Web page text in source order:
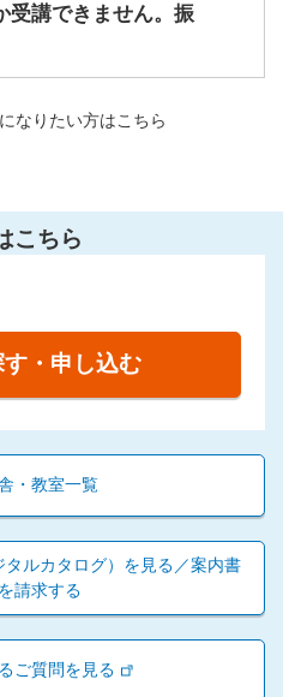
受講できません。振
なりたい方はこちら
こちら
・申し込む
・教室一覧
ルカタログ）を見る／案内書
を請求する
ご質問を見る